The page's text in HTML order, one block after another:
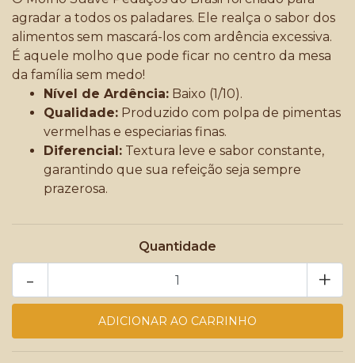
agradar a todos os paladares. Ele realça o sabor dos
alimentos sem mascará-los com ardência excessiva.
É aquele molho que pode ficar no centro da mesa
da família sem medo!
Nível de Ardência: Baixo (1/10).
Qualidade: Produzido com polpa de pimentas
vermelhas e especiarias finas.
Diferencial: Textura leve e sabor constante,
garantindo que sua refeição seja sempre
prazerosa.
Quantidade
+
-